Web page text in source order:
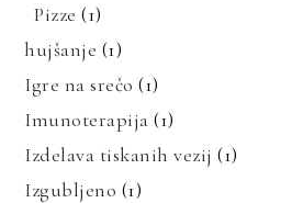
Pizze (1)
hujšanje (1)
Igre na srečo (1)
Imunoterapija (1)
Izdelava tiskanih vezij (1)
Izgubljeno (1)